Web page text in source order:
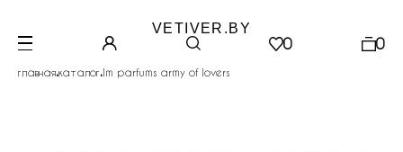
VETIVER.BY
0 0
главная.каталог.lm parfums army of lovers